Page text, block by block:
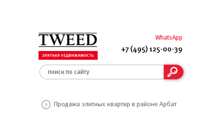
WhatsApp
+7 (495) 125-00-39
Продажа элитных квартир в районе Арбат